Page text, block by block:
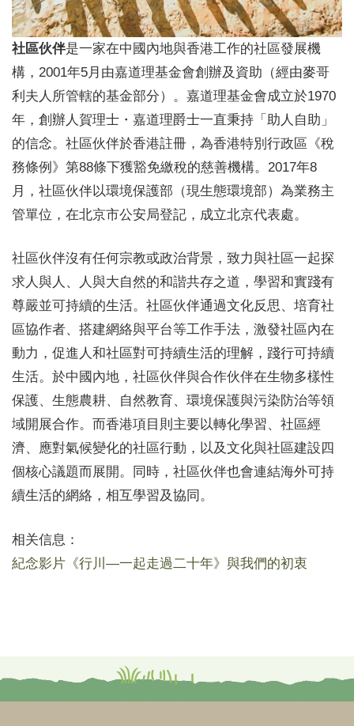
社區伙伴是一家在中國內地與香港工作的社區發展機
構，2001年5月由嘉道理基金會創辦及資助（經由麥哥
利夫人所管轄的基金部分）。嘉道理基金會成立於1970
年，創辦人賀理士・嘉道理爵士一直秉持「助人自助」
的信念。社區伙伴於香港註冊，為香港特別行政區《稅
務條例》第88條下獲豁免繳稅的慈善機構。2017年8
月，社區伙伴以環境保護部（現生態環境部）為業務主
管單位，在北京市公安局登記，成立北京代表處。
社區伙伴沒有任何宗教或政治背景，致力與社區一起探
求人與人、人與大自然的和諧共存之道，學習和實踐有
尊嚴並可持續的生活。社區伙伴通過文化反思、培育社
區協作者、搭建網絡與平台等工作手法，激發社區內在
動力，促進人和社區對可持續生活的理解，踐行可持續
生活。於中國內地，社區伙伴與合作伙伴在生物多樣性
保護、生態農耕、自然教育、環境保護與污染防治等領
域開展合作。而香港項目則主要以轉化學習、社區經
濟、應對氣候變化的社區行動，以及文化與社區建設四
個核心議題而展開。同時，社區伙伴也會連結海外可持
續生活的網絡，相互學習及協同。
相关信息：
紀念影片《行川—一起走過二十年》與我們的初衷